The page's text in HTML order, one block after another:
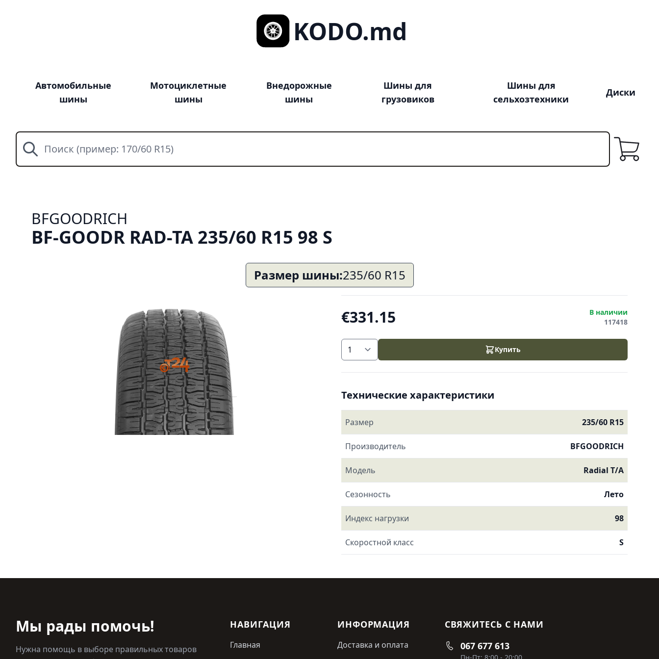
KODO.md
Автомобильные
шины
Мотоциклетные
шины
Внедорожные
шины
Шины для
грузовиков
Шины для
сельхозтехники
Диски
Поиск
Корзина
BFGOODRICH
BF-GOODR RAD-TA 235/60 R15 98 S
Размер шины:235/60 R15
€331.15
В наличии
117418
Купить
Технические характеристики
Размер 235/60 R15
Производитель BFGOODRICH
Модель Radial T/A
Сезонность Лето
Индекс нагрузки 98
Скоростной класс S
Мы рады помочь!
Нужна помощь в выборе правильных товаров
НАВИГАЦИЯ
Главная
ИНФОРМАЦИЯ
Доставка и оплата
СВЯЖИТЕСЬ С НАМИ
067 677 613